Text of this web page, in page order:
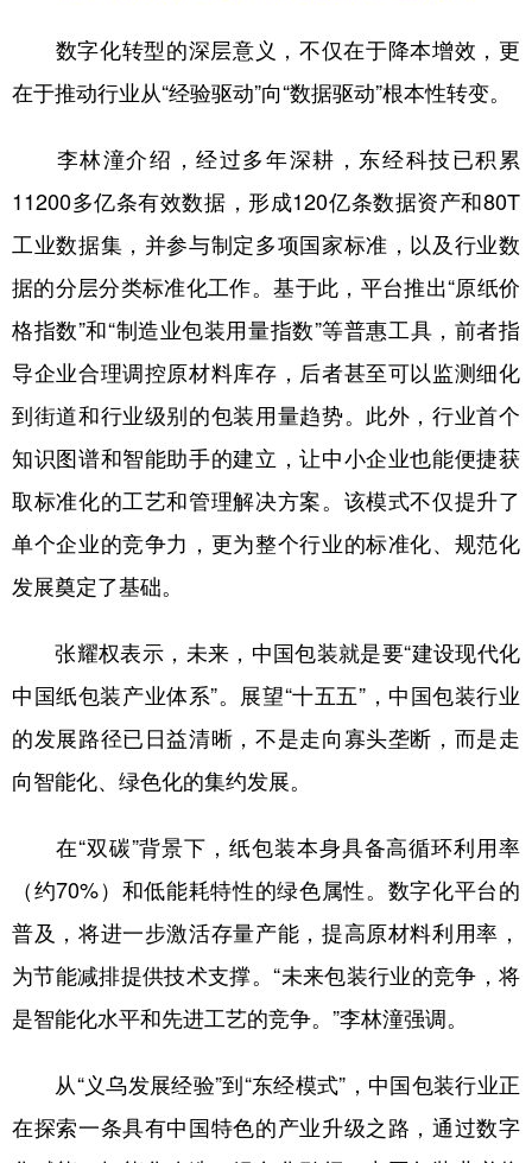
数字化转型的深层意义，不仅在于降本增效，更
在于推动行业从“经验驱动”向“数据驱动”根本性转变。
李林潼介绍，经过多年深耕，东经科技已积累
11200多亿条有效数据，形成120亿条数据资产和80T
工业数据集，并参与制定多项国家标准，以及行业数
据的分层分类标准化工作。基于此，平台推出“原纸价
格指数”和“制造业包装用量指数”等普惠工具，前者指
导企业合理调控原材料库存，后者甚至可以监测细化
到街道和行业级别的包装用量趋势。此外，行业首个
知识图谱和智能助手的建立，让中小企业也能便捷获
取标准化的工艺和管理解决方案。该模式不仅提升了
单个企业的竞争力，更为整个行业的标准化、规范化
发展奠定了基础。
张耀权表示，未来，中国包装就是要“建设现代化
中国纸包装产业体系”。展望“十五五”，中国包装行业
的发展路径已日益清晰，不是走向寡头垄断，而是走
向智能化、绿色化的集约发展。
在“双碳”背景下，纸包装本身具备高循环利用率
（约70%）和低能耗特性的绿色属性。数字化平台的
普及，将进一步激活存量产能，提高原材料利用率，
为节能减排提供技术支撑。“未来包装行业的竞争，将
是智能化水平和先进工艺的竞争。”李林潼强调。
从“义乌发展经验”到“东经模式”，中国包装行业正
在探索一条具有中国特色的产业升级之路，通过数字